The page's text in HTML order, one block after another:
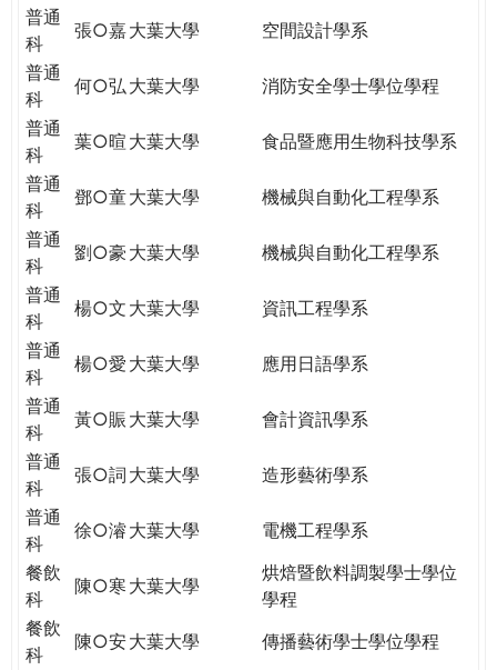
普通
科
張○嘉大葉大學
空間設計學系
普通
科
何○弘 大葉大學
消防安全學士學位學程
普通
科
葉○暄 大葉大學
食品暨應用生物科技學系
普通
科
鄧○童大葉大學
機械與自動化工程學系
普通
科
劉○豪 大葉大學
機械與自動化工程學系
普通
科
楊○文 大葉大學
資訊工程學系
普通
科
楊○愛 大葉大學
應用日語學系
普通
科
黃○賑 大葉大學
會計資訊學系
普通
科
張○詞 大葉大學
造形藝術學系
普通
科
徐○濬大葉大學
電機工程學系
餐飲
科
陳○寒 大葉大學
烘焙暨飲料調製學士學位
學程
餐飲
科
陳○安大葉大學
傳播藝術學士學位學程